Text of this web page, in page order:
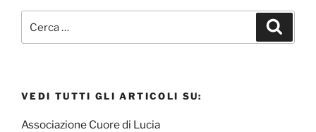
r
VEDI TUTTI GLI ARTICOLI SU:
Associazione Cuore di Lucia